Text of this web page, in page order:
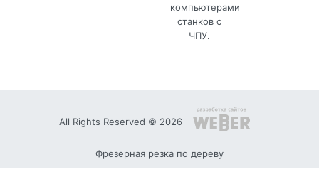
компьютерами
станков с
ЧПУ.
All Rights Reserved © 2026
Фрезерная резка по дереву